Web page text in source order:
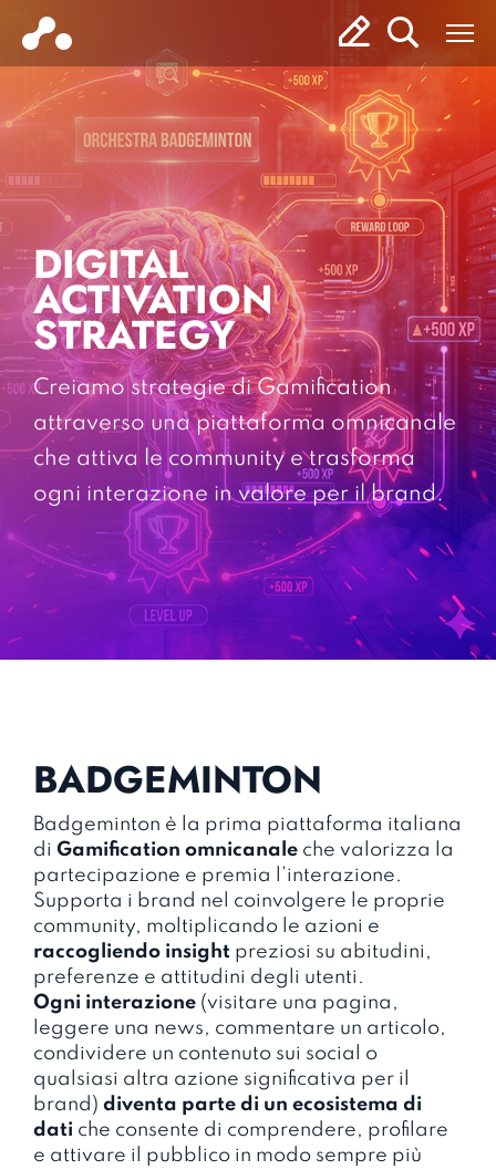
DIGITAL
ACTIVATION
STRATEGY
Creiamo strategie di Gamification
attraverso una piattaforma omnicanale
che attiva le community e trasforma
ogni interazione in valore per il brand.
BADGEMINTON
Badgeminton è la prima piattaforma italiana
di Gamification omnicanale che valorizza la
partecipazione e premia l’interazione.
Supporta i brand nel coinvolgere le proprie
community, moltiplicando le azioni e
raccogliendo insight preziosi su abitudini,
preferenze e attitudini degli utenti.
Ogni interazione (visitare una pagina,
leggere una news, commentare un articolo,
condividere un contenuto sui social o
qualsiasi altra azione significativa per il
brand) diventa parte di un ecosistema di
dati che consente di comprendere, profilare
e attivare il pubblico in modo sempre più